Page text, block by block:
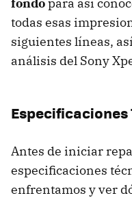
fondopara así
todas esas
siguientes líneas,
análisis del Sony
Especificaciones
Antes de iniciar
especificaciones
enfrentamos y ver